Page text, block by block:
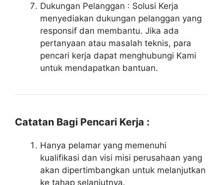
Dukungan Pelanggan : Solusi Kerja
menyediakan dukungan pelanggan yang
responsif dan membantu. Jika ada
pertanyaan atau masalah teknis, para
pencari kerja dapat menghubungi Kami
untuk mendapatkan bantuan.
Catatan Bagi Pencari Kerja :
Hanya pelamar yang memenuhi
kualifikasi dan visi misi perusahaan yang
akan dipertimbangkan untuk melanjutkan
ke tahap selanjutnya.